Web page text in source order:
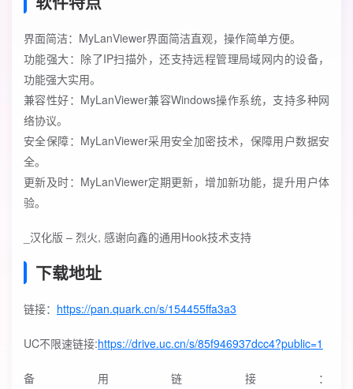
界面简洁：MyLanViewer界面简洁直观，操作简单方便。
功能强大：除了IP扫描外，还支持远程管理局域网内的设备，
功能强大实用。
兼容性好：MyLanViewer兼容Windows操作系统，支持多种网
络协议。
安全保障：MyLanViewer采用安全加密技术，保障用户数据安
全。
更新及时：MyLanViewer定期更新，增加新功能，提升用户体
验。
_汉化版 – 烈火, 感谢向鑫的通用Hook技术支持
下载地址
链接： https://pan.quark.cn/s/154455ffa3a3
UC不限速链接:https://drive.uc.cn/s/85f946937dcc4?public=1
备用链接：